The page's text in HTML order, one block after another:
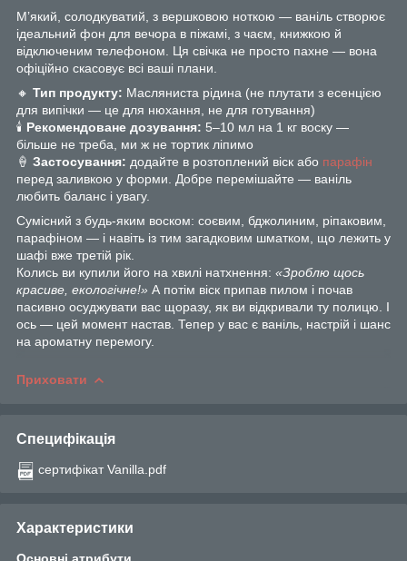
М’який, солодкуватий, з вершковою ноткою — ваніль створює
ідеальний фон для вечора в піжамі, з чаєм, книжкою й
відключеним телефоном. Ця свічка не просто пахне — вона
офіційно скасовує всі ваші плани.
🔸 Тип продукту: Масляниста рідина (не плутати з есенцією
для випічки — це для нюхання, не для готування)
🕯 Рекомендоване дозування: 5–10 мл на 1 кг воску —
більше не треба, ми ж не тортик ліпимо
🍦 Застосування: додайте в розтоплений віск або парафін
перед заливкою у форми. Добре перемішайте — ваніль
любить баланс і увагу.
Сумісний з будь-яким воском: соєвим, бджолиним, ріпаковим,
парафіном — і навіть із тим загадковим шматком, що лежить у
шафі вже третій рік.
Колись ви купили його на хвилі натхнення: «Зроблю щось
красиве, екологічне!» А потім віск припав пилом і почав
пасивно осуджувати вас щоразу, як ви відкривали ту полицю. І
ось — цей момент настав. Тепер у вас є ваніль, настрій і шанс
на ароматну перемогу.
Приховати
Специфікація
сертифікат Vanilla.pdf
Характеристики
Основні атрибути